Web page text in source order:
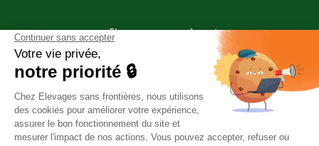
Elevages sans frontières est une
association Don en Confiance
depuis 2009. Don en Confiance est
un organisme indépendant qui
contrôle la bonne utilisation des
dons.
Association habilitée à recevoir des legs, donations et